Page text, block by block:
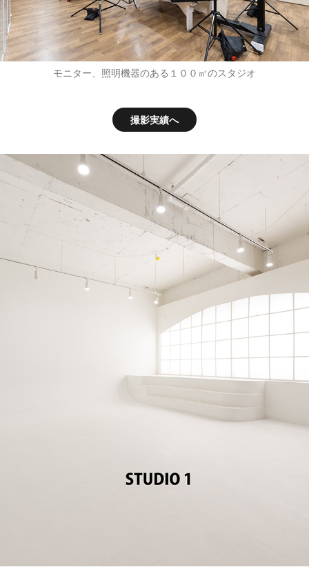
モニター、照明機器のある１００㎡のスタジオ
撮影実績へ